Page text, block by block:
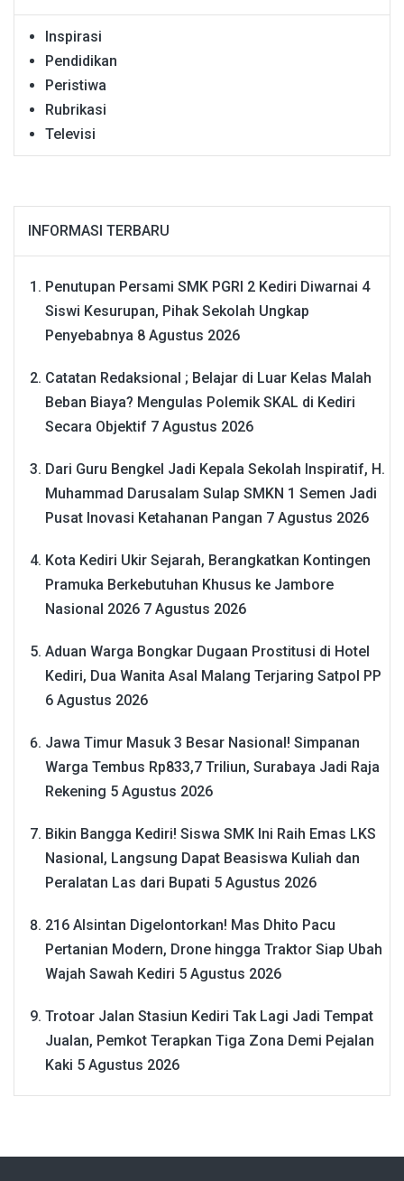
Inspirasi
Pendidikan
Peristiwa
Rubrikasi
Televisi
INFORMASI TERBARU
Penutupan Persami SMK PGRI 2 Kediri Diwarnai 4
Siswi Kesurupan, Pihak Sekolah Ungkap
Penyebabnya 8 Agustus 2026
Catatan Redaksional ; Belajar di Luar Kelas Malah
Beban Biaya? Mengulas Polemik SKAL di Kediri
Secara Objektif 7 Agustus 2026
Dari Guru Bengkel Jadi Kepala Sekolah Inspiratif, H.
Muhammad Darusalam Sulap SMKN 1 Semen Jadi
Pusat Inovasi Ketahanan Pangan 7 Agustus 2026
Kota Kediri Ukir Sejarah, Berangkatkan Kontingen
Pramuka Berkebutuhan Khusus ke Jambore
Nasional 2026 7 Agustus 2026
Aduan Warga Bongkar Dugaan Prostitusi di Hotel
Kediri, Dua Wanita Asal Malang Terjaring Satpol PP
6 Agustus 2026
Jawa Timur Masuk 3 Besar Nasional! Simpanan
Warga Tembus Rp833,7 Triliun, Surabaya Jadi Raja
Rekening 5 Agustus 2026
Bikin Bangga Kediri! Siswa SMK Ini Raih Emas LKS
Nasional, Langsung Dapat Beasiswa Kuliah dan
Peralatan Las dari Bupati 5 Agustus 2026
216 Alsintan Digelontorkan! Mas Dhito Pacu
Pertanian Modern, Drone hingga Traktor Siap Ubah
Wajah Sawah Kediri 5 Agustus 2026
Trotoar Jalan Stasiun Kediri Tak Lagi Jadi Tempat
Jualan, Pemkot Terapkan Tiga Zona Demi Pejalan
Kaki 5 Agustus 2026